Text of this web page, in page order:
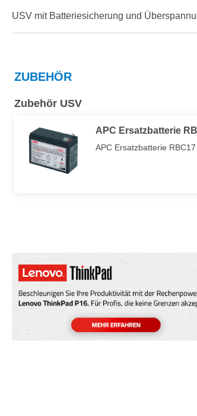
USV mit Batteriesicherung und
ZUBEHÖR
Zubehör USV
APC Ersatzbatterie
APC Ersatzbatterie